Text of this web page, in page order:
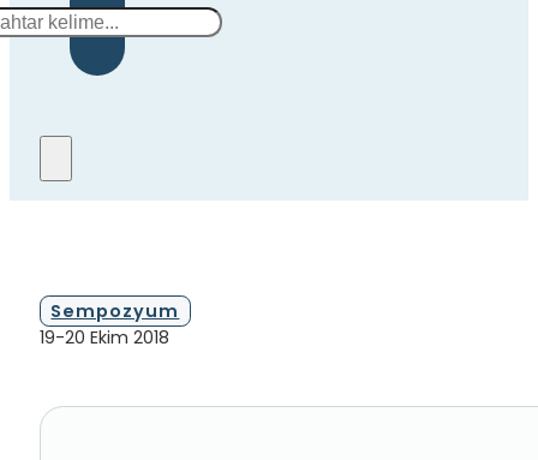
Sempozyum
19-20 Ekim 2018